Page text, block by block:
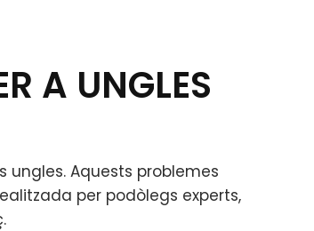
A UNGLES
Aquests problemes
per podòlegs experts,